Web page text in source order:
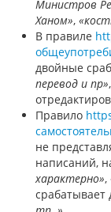
Министров
Ханом»,
В правиле
двойные
перевод и пр»,
Правило
не
написаний,
характерно»,